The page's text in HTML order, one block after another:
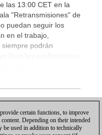
las 13:00 CET en la
"Retransmisiones" de
puedan seguir los
en el trabajo,
podrán
(con las explicaciones
certain functions, to improve
Depending on their intended
be used in addition to technically